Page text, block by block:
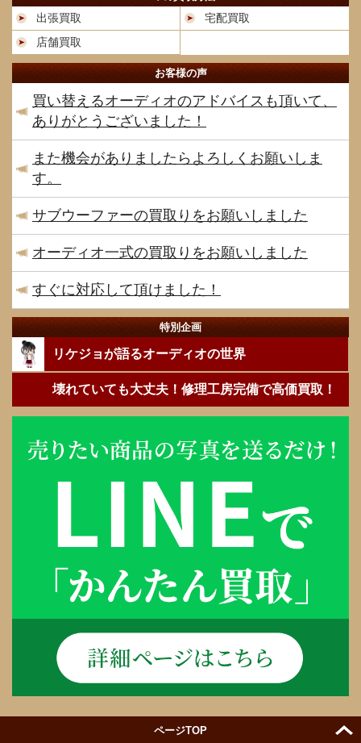
出張買取
宅配買取
店舗買取
お客様の声
買い替えるオーディオのアドバイスも頂いて、
ありがとうございました！
また機会がありましたらよろしくお願いしま
す。
サブウーファーの買取りをお願いしました
オーディオ一式の買取りをお願いしました
すぐに対応して頂けました！
特別企画
リケジョが語るオーディオの世界
壊れていても大丈夫！修理工房完備で高価買取！
ページTOP